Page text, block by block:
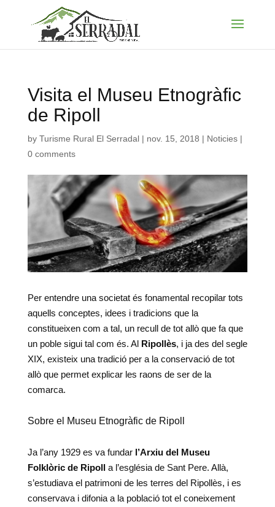
Visita el Museu Etnogràfic
de Ripoll
by Turisme Rural El Serradal| nov. 15, 2018 | Noticies|
0 comments
Per entendre una societat és fonamental recopilar tots
aquells conceptes, idees i tradicions que la
constitueixen com a tal, un recull de tot allò que fa que
un poble sigui tal com és. Al Ripollès, i ja des del segle
XIX, existeix una tradició per a la conservació de tot
allò que permet explicar les raons de ser de la
comarca.
Sobre el Museu Etnogràfic de Ripoll
Ja l’any 1929 es va fundar l’Arxiu del Museu
Folklòric de Ripolla l’església de Sant Pere. Allà,
s’estudiava el patrimoni de les terres del Ripollès, i es
conservava i difonia a la població tot el coneixement